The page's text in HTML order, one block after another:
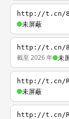
http://t.cn/
未屏蔽
http://t.cn/
截至 2026 年 未
http://t.cn/
未屏蔽
http://t.cn/